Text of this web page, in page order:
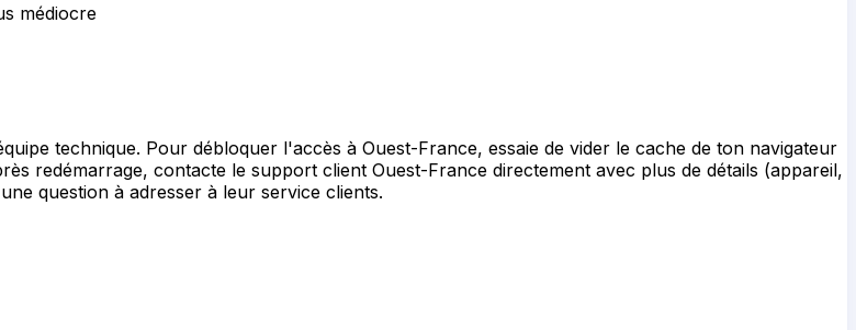
médiocre
technique. Pour débloquer l'accès à Ouest-France, essaie de vider le cache de ton navigateur
redémarrage, contacte le support client Ouest-France directement avec plus de détails (appareil,
question à adresser à leur service clients.